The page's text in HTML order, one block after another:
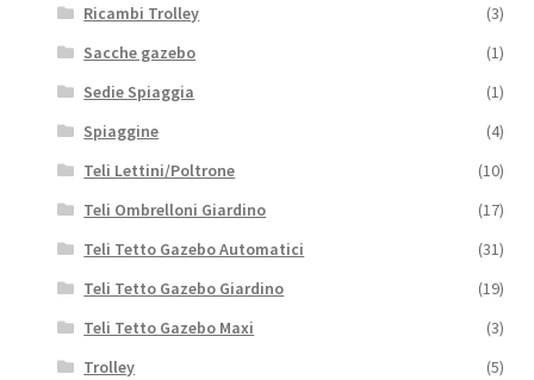
Ricambi Trolley
(3)
Sacche gazebo
(1)
Sedie Spiaggia
(1)
Spiaggine
(4)
Teli Lettini/Poltrone
(10)
Teli Ombrelloni Giardino
(17)
Teli Tetto Gazebo Automatici
(31)
Teli Tetto Gazebo Giardino
(19)
Teli Tetto Gazebo Maxi
(3)
Trolley
(5)